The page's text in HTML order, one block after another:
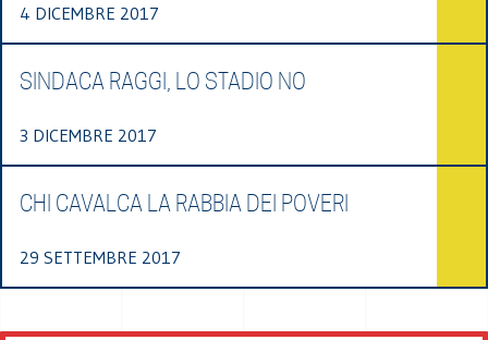
4 DICEMBRE 2017
SINDACA RAGGI, LO STADIO NO
3 DICEMBRE 2017
CHI CAVALCA LA RABBIA DEI POVERI
29 SETTEMBRE 2017